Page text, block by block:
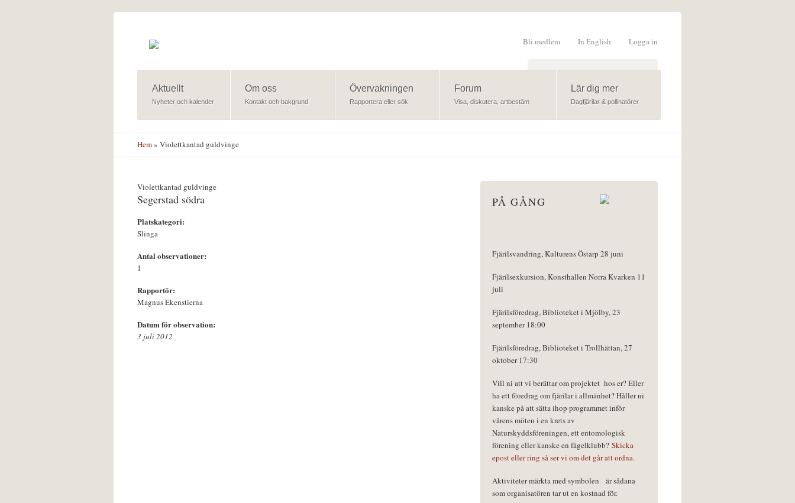
Logga in
In English
Bli medlem
Sökformulär
Aktuellt
Nyheter och kalender
Om oss
Kontakt och bakgrund
Övervakningen
Rapportera eller sök
Forum
Visa, diskutera, artbestäm
Lär dig mer
Dagfjärilar & pollinatörer
Hem» Violettkantad guldvinge
Violettkantad guldvinge
Segerstad södra
Platskategori:
Slinga
Antal observationer:
1
Rapportör:
Magnus Ekenstierna
Datum för observation:
3 juli 2012
PÅ GÅNG
Fjärilsvandring, Kulturens Östarp 28 juni
Fjärilsexkursion, Konsthallen Norra Kvarken 11
juli
Fjärilsföredrag, Biblioteket i Mjölby, 23
september 18:00
Fjärilsföredrag, Biblioteket i Trollhättan, 27
oktober 17:30
Vill ni att vi berättar om projektet hos er? Eller
ha ett föredrag om fjärilar i allmänhet? Håller ni
kanske på att sätta ihop programmet inför
vårens möten i en krets av
Naturskyddsföreningen, ett entomologisk
förening eller kanske en fågelklubb? Skicka
epost eller ring så ser vi om det går att ordna.
Aktiviteter märkta med symbolen
är sådana
som organisatören tar ut en kostnad för.